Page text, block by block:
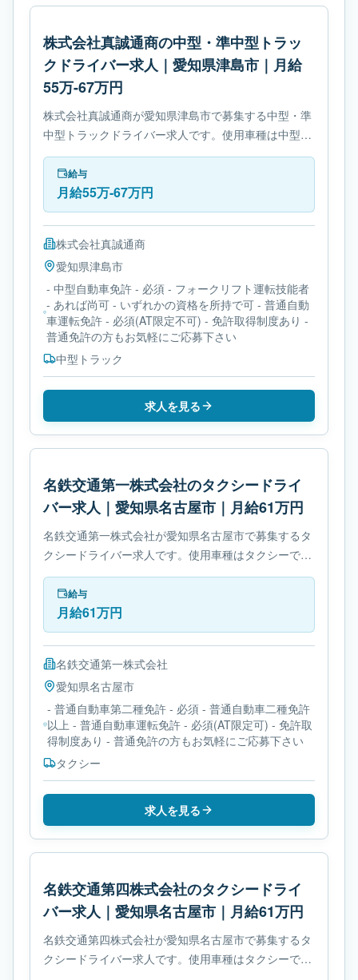
株式会社真誠通商の中型・準中型トラッ
クドライバー求人｜愛知県津島市｜月給
55万-67万円
株式会社真誠通商が愛知県津島市で募集する中型・準
中型トラックドライバー求人です。使用車種は中型ト
ラックです。勤務時間は- 変形労働時間制です。必要
免許は- 中型自動車免許です。
給与
月給55万-67万円
株式会社真誠通商
愛知県津島市
- 中型自動車免許 - 必須 - フォークリフト運転技能者
- あれば尚可 - いずれかの資格を所持で可 - 普通自動
車運転免許 - 必須(AT限定不可) - 免許取得制度あり -
普通免許の方もお気軽にご応募下さい
中型トラック
求人を見る
名鉄交通第一株式会社のタクシードライ
バー求人｜愛知県名古屋市｜月給61万円
名鉄交通第一株式会社が愛知県名古屋市で募集するタ
クシードライバー求人です。使用車種はタクシーで
す。勤務時間は- 変形労働時間制です。必要免許は- 普
通自動車第二種免許です。
給与
月給61万円
名鉄交通第一株式会社
愛知県名古屋市
- 普通自動車第二種免許 - 必須 - 普通自動車二種免許
以上 - 普通自動車運転免許 - 必須(AT限定可) - 免許取
得制度あり - 普通免許の方もお気軽にご応募下さい
タクシー
求人を見る
名鉄交通第四株式会社のタクシードライ
バー求人｜愛知県名古屋市｜月給61万円
名鉄交通第四株式会社が愛知県名古屋市で募集するタ
クシードライバー求人です。使用車種はタクシーで